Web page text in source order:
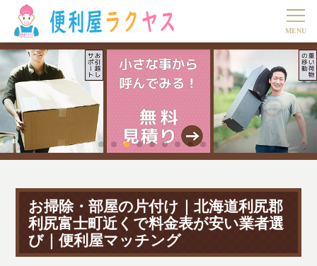
お掃除・部屋の片付け｜北海道利尻郡
利尻富士町近くで料金表が安い業者選
び｜便利屋マッチング